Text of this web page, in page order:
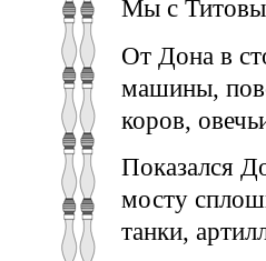
Мы с
От Дона в
машины,
коров,
Показался
мосту
танки,